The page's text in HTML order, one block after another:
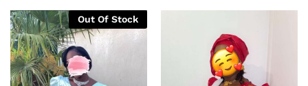
Out Of Stock